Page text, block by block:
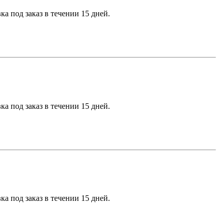
под заказ в течении 15 дней.
под заказ в течении 15 дней.
под заказ в течении 15 дней.